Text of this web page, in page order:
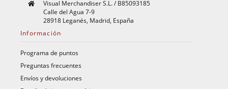
Visual Merchandiser S.L. / B85093185
Calle del Agua 7-9
28918 Leganés, Madrid, España
Información
Programa de puntos
Preguntas frecuentes
Envíos y devoluciones